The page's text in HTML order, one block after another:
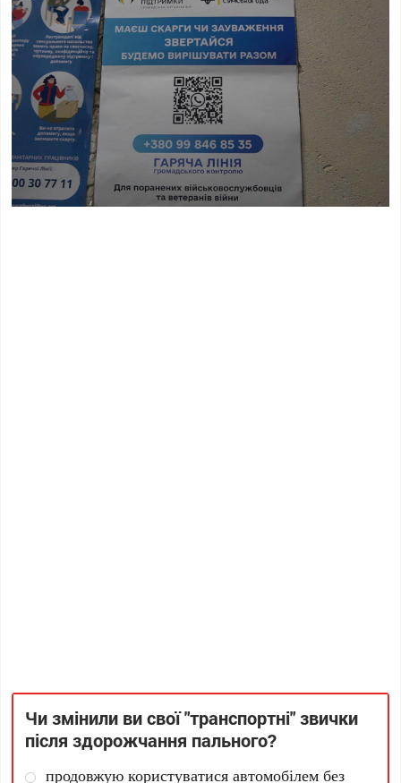
Чи змінили ви свої "транспортні" звички
після здорожчання пального?
продовжую користуватися автомобілем без